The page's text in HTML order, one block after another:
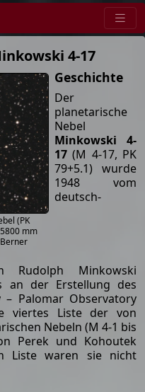
4-17
(PK
mm
Geschichte
Der
planetarische
Nebel
Minkowski 4-
17 (M 4-17, PK
79+5.1) wurde
1948 vom
deutsch-
Rudolph Minkowski
an der Erstellung des
– Palomar Observatory
viertes Liste der von
Nebeln (M 4-1 bis
Perek und Kohoutek
Liste waren sie nicht